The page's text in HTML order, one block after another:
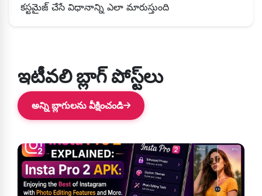
కస్టమైజ్ చేసే విధానాన్ని ఎలా మారుస్తుంది
ఇటీవలి బ్లాగ్ పోస్ట్‌లు
అన్ని బ్లాగులను వీక్షించండి